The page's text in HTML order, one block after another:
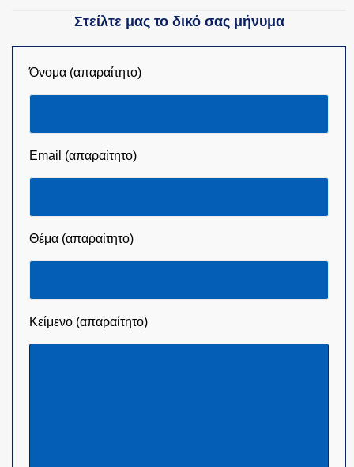
Στείλτε μας το δικό σας μήνυμα
Όνομα (απαραίτητο)
Email (απαραίτητο)
Θέμα (απαραίτητο)
Κείμενο (απαραίτητο)